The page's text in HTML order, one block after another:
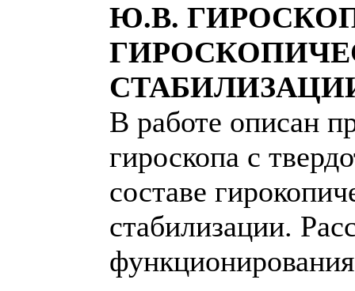
Ю.В.
В работе описан
гироскопа с
составе
стабилизации.